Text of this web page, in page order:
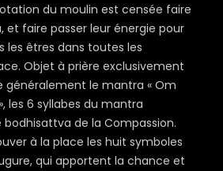
du moulin est censée faire
et faire passer leur énergie pour
les êtres dans toutes les
Objet à prière exclusivement
généralement le mantra « Om
les 6 syllabes du mantra
bodhisattva de la Compassion.
à la place les huit symboles
qui apportent la chance et